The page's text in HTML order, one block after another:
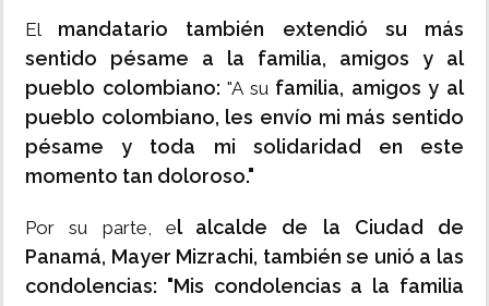
El mandatario también extendió su más
sentido pésame a la familia, amigos y al
pueblo colombiano: "A su familia, amigos y al
pueblo colombiano, les envío mi más sentido
pésame y toda mi solidaridad en este
momento tan doloroso."
Por su parte, el alcalde de la Ciudad de
Panamá, Mayer Mizrachi, también se unió a las
condolencias: "Mis condolencias a la familia